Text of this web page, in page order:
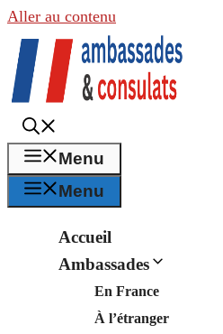
Aller au contenu
Menu
Menu
Accueil
Ambassades
En France
À l’étranger